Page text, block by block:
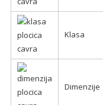
Klasa
Dimenzije